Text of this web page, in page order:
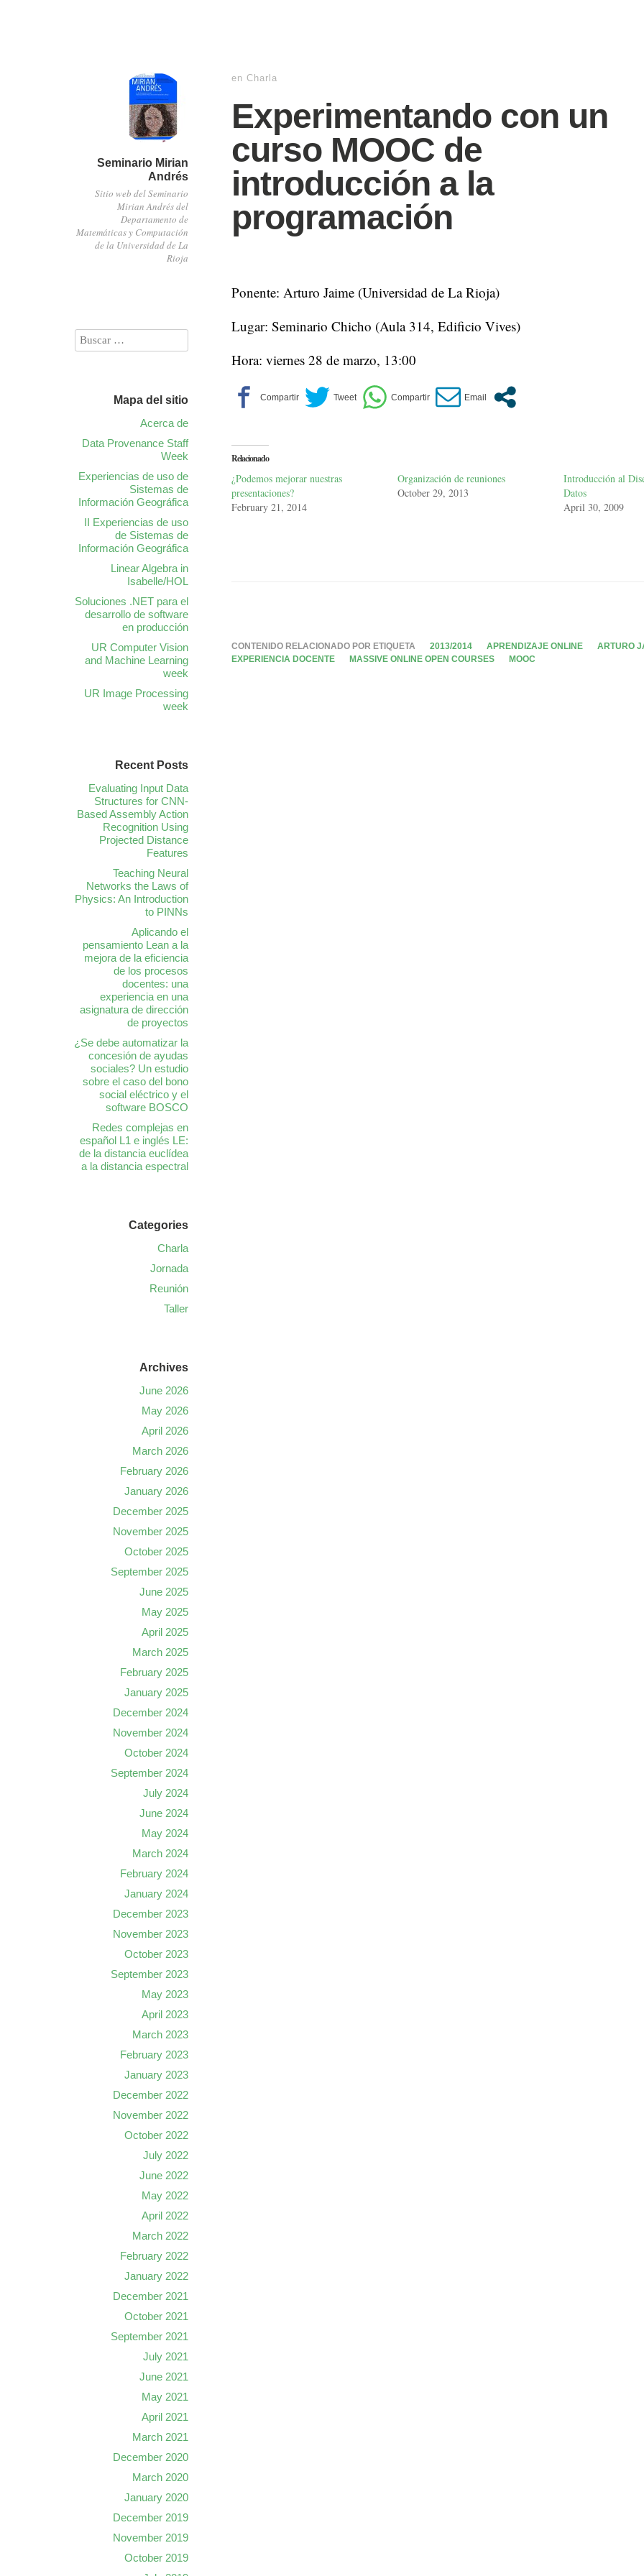
Seminario Mirian
Andrés
Sitio web del Seminario
Mirian Andrés del
Departamento de
Matemáticas y Computación
de la Universidad de La
Rioja
en Charla
Experimentando con un
curso MOOC de
introducción a la
programación
Ponente: Arturo Jaime (Universidad de La Rioja)
Lugar: Seminario Chicho (Aula 314, Edificio Vives)
Hora: viernes 28 de marzo, 13:00
Relacionado
¿Podemos mejorar nuestras
presentaciones?
February 21, 2014
Organización de reuniones
October 29, 2013
Introducción al
Datos
April 30, 2009
CONTENIDO RELACIONADO POR ETIQUETA 2013/2014 APRENDIZAJE ONLINE
ARTURO
EXPERIENCIA DOCENTE
MASSIVE ONLINE OPEN COURSES MOOC
Mapa del sitio
Acerca de
Data Provenance Staff
Week
Experiencias de uso de
Sistemas de
Información Geográfica
II Experiencias de uso
de Sistemas de
Información Geográfica
Linear Algebra in
Isabelle/HOL
Soluciones .NET para el
desarrollo de software
en producción
UR Computer Vision
and Machine Learning
week
UR Image Processing
week
Recent Posts
Evaluating Input Data
Structures for CNN-
Based Assembly Action
Recognition Using
Projected Distance
Features
Teaching Neural
Networks the Laws of
Physics: An Introduction
to PINNs
Aplicando el
pensamiento Lean a la
mejora de la eficiencia
de los procesos
docentes: una
experiencia en una
asignatura de dirección
de proyectos
¿Se debe automatizar la
concesión de ayudas
sociales? Un estudio
sobre el caso del bono
social eléctrico y el
software BOSCO
Redes complejas en
español L1 e inglés LE:
de la distancia euclídea
a la distancia espectral
Categories
Charla
Jornada
Reunión
Taller
Archives
June 2026
May 2026
April 2026
March 2026
February 2026
January 2026
December 2025
November 2025
October 2025
September 2025
June 2025
May 2025
April 2025
March 2025
February 2025
January 2025
December 2024
November 2024
October 2024
September 2024
July 2024
June 2024
May 2024
March 2024
February 2024
January 2024
December 2023
November 2023
October 2023
September 2023
May 2023
April 2023
March 2023
February 2023
January 2023
December 2022
November 2022
October 2022
July 2022
June 2022
May 2022
April 2022
March 2022
February 2022
January 2022
December 2021
October 2021
September 2021
July 2021
June 2021
May 2021
April 2021
March 2021
December 2020
March 2020
January 2020
December 2019
November 2019
October 2019